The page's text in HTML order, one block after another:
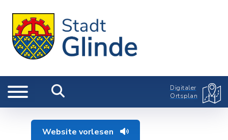
Digitaler
Ortsplan
Website vorlesen